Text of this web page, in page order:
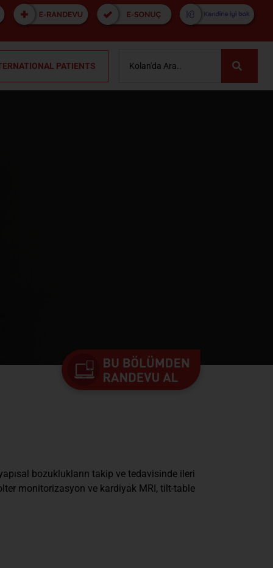
PATIENTS
bozuklukların takip ve tedavisinde ileri
monitorizasyon ve kardiyak MRI, tilt-table